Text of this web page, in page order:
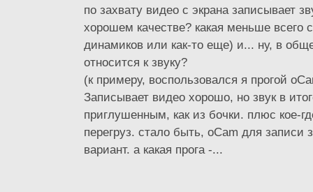
по захвату видео с экрана записывает
хорошем качестве? какая меньше всего
динамиков или как-то еще) и... ну, в
относится к звуку?
(к примеру, воспользовался я прогой
Записывает видео хорошо, но звук в
приглушенным, как из бочки. плюс кое-
перегруз. стало быть, oCam для записи
вариант. а какая прога -...